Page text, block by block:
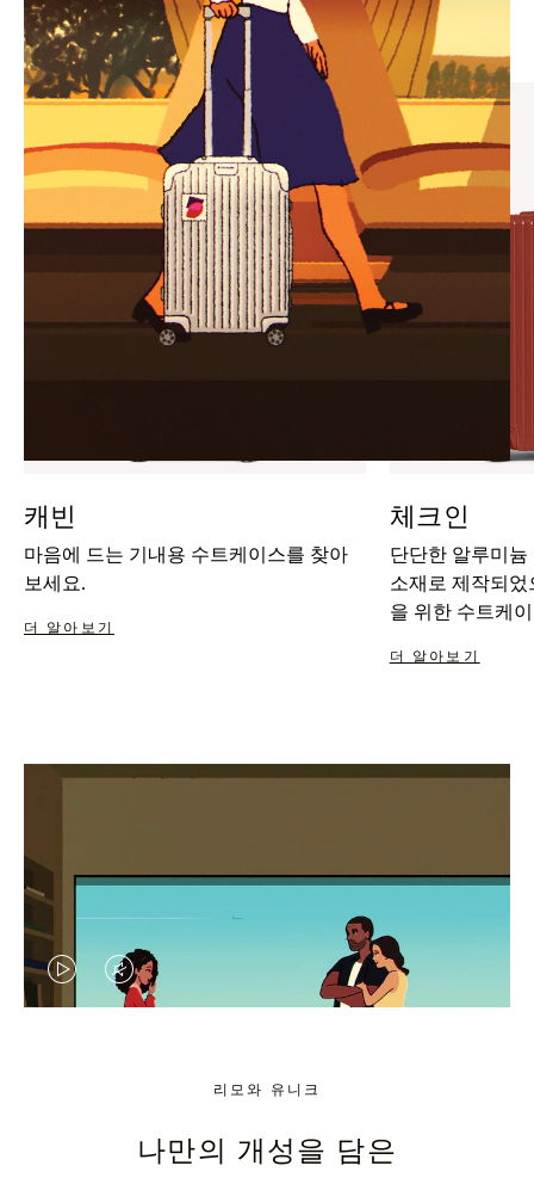
TO
PAUSE
IT
TO
UNMUTE
IT
캐빈
마음에 드는 기내용 수트케이스를 찾아
보세요.
더 알아보기
체크인
단단한 알루미
소재로 제작되
을 위한 수트케
더 알아보기
VIDEO
PRESS
VIDEO
MUTED,
PRESS
리모와 유니크
나만의 개성을 담은